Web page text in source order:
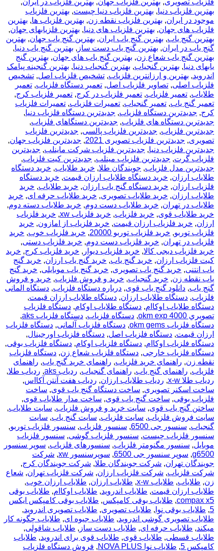
فلزیاب تصویری, بهترین فلزیاب جهان, بهترین فلزیاب در ایران,
بهترین فلزیاب دنیا, بهترین فلزیاب دنیا چیست, بهترین فلزیاب
موجود در ایران, بهترین فلزیاب نقطه زن, بهترین فلزیاب ها, بهترین
فلزیاب های جهان, بهترین فلزیاب های دنیا, بهترین فلزیابهای جهان,
بهترین گنج یاب, بهترین گنج یاب ایران, بهترین گنج یاب جهان, بهترین
گنج یاب در ایران, بهترین گنج یاب دست ساز , بهترین گنج یاب دنیا,
بهترین گنج یاب شعاع زن, بهترین گنج یاب های جهان, بهترین گنج
یابهای دنیا, بهترین گنجیاب, بهترین گنجیاب دنیا, بهترین گنجینه پیامک
اندروید, بهترین و ارزانترین فلزیاب, تشخیص فلزیاب اصل, تشخیص
فلزیاب اصلی, تصاویر فلزیاب اصل, تعمیر دستگاه فلزیاب, تعمیر
طلایاب, تعمیر فلزیاب, تعمیر فلزیاب در کرج, تعمیر فلزیاب کرج,
تعمیر گنج یاب, تعمیر گنجیاب, تعمیرات فلزیاب, تعمیرات فلزیاب
کرج, جدیدترین دستگاه فلزیاب, جدیدترین دستگاه فلزیاب دنیا,
جدیدترین دستگاه های فلزیاب, جدیدترین دستگاهای فلزیاب,
جدیدترین فلزیاب, جدیدترین فلزیاب پالسی, جدیدترین فلزیاب
تصویری, جدیدترین فلزیاب تصویری 2021 , جدیدترین فلزیاب جهان,
جدیدترین فلزیاب دنیا, جدیدترین فلزیاب شرکت ماینلب, جدیدترین
فلزیاب گرت, جدیدترین فلزیاب مینلب, جدیدترین کیت فلزیاب,
جدیدترین مدل فلزیاب, جویندگان طلا, خريد طلاياب, خرید دستگاه
طلایاب ارزان, خرید دستگاه طلایاب ارزان قیمت, خرید دستگاه
فلزیاب ارزان, خرید دستگاه گنج یاب ارزان, خرید طلایاب, خرید
طلایاب ارزان, خرید طلایاب تصویری, خرید طلایاب حرفه ای, خرید
طلایاب در تهران, خرید طلایاب دست دوم, خرید طلایاب دسته دوم,
خرید طلایاب قوی, خرید فلزیاب, خرید فلزیاب xw , خرید فلزیاب
ارزان, خرید فلزیاب ارزان قیمت, خرید فلزیاب از امازون, خرید
فلزیاب توربو, خرید فلزیاب توربو 20000 , خرید فلزیاب خوب, خرید
فلزیاب در تهران, خرید فلزیاب دست دوم, خرید فلزیاب دستی,
خرید فلزیاب دیجی کالا, خرید فلزیاب دیوار , خرید فلزیاب کرج, خرید
کیت فلزیاب ارزان, خرید گنج یاب, خرید گنج یاب ارزان, خرید گنج
یاب انتنی, خرید گنج یاب تصویری, خرید گنج یاب موبایلی, خرید گنج
یاب نقطه زن, خرید گنجیاب, خرید و فروش فلزیاب, خرید و فروش
گنج یاب, دانلود گنج یاب قوی, درباره دستگاه فلزیاب, دستگاه المانی
فلزیاب, دستگاه طلایاب ارزان, دستگاه طلایاب ارزان قیمت,
دستگاه طلایاب اوکاام, دستگاه طلایاب اوکام, دستگاه فلزياب
تصويري okm exp 4000
, دستگاه فلزیاب, دستگاه فلزیاب aks
,
دستگاه فلزیاب okm gems
, دستگاه فلزیاب آلمانی, دستگاه فلزیاب
ارزان قیمت, دستگاه فلزیاب اصل, دستگاه فلزیاب اورجینال,
دستگاه فلزیاب اوکاام, دستگاه فلزیاب اوکام, دستگاه فلزیاب بوقی,
دستگاه فلزیاب خارجی, دستگاه فلزیاب شعاع زن, دستگاه فلزیاب
نقطه زن, راهنمای خرید فلزیاب, راهنمای خرید گنج یاب, راهنمای
فلزیاب, راهنمای گنج یاب, راهنمای گنجیاب, ردیاب aks , ردیاب طلا,
ردیاب طلا x-w
, ردیاب طلایاب ارزان, ردیاب هفت آنتن آکااس,
ساخت اسکنر تصویری, ساخت دستگاه گنج یاب قوی, ساخت
فلزیاب بوقی, ساخت گنج یاب قوی, ساخت مدار طلایاب قوی,
ساختن گنج یاب قوی, سایت خرید و فروش فلزیاب, سایت طلایاب,
سایت فروش فلزیاب, سایت فلزیاب, سایت گنج یاب, سایت
گنجیاب, سنسور جی 6500 , سنسور فلزیاب, سنسور فلزیاب توربو,
سنسور فلزیاب چیست, سنسور فلزیاب گوشی, سنسور فلزیاب
موبایل, سنسور مگنومتر فلزیاب, سنسورهای فلزیاب, سوپر سنسور
g6500
, سوپر سنسور جی 6500 , سوپرسنسور xw , شرکت
جویندگان تهران, شرکت جویندگان طلا, شرکت جویندگان کرج,
شرکت فلزیاب, شرکت فلزیاب ارزان, شرکت فلزیاب تهران, شعاع
زن, طلایاب, طلایاب x-w , طلایاب ارزان, طلایاب ارزان خوب,
طلایاب ارزان قیمت, طلایاب اندروید, طلایاب اوکاام, طلایاب بوقی
compax x5
, طلایاب بوقی کامپکس, طلایاب بوقی کامپکس ایکس
5
, طلایاب بوقی نوا , طلایاب تصویری, طلایاب تصویری اندروید,
طلایاب تصویری گوشی اندروید, طلایاب جیوه ای, طلایاب چگونه کار
میکند, طلایاب حرفه ای, طلایاب دست ساز , طلایاب شاقولی,
طلایاب قسطی, طلایاب قوی, طلایاب قوی برای اندروید, طلایاب
کامپکس 5
, طلایاب نوا NOVA PLUS , فروش دستگاه فلزیاب